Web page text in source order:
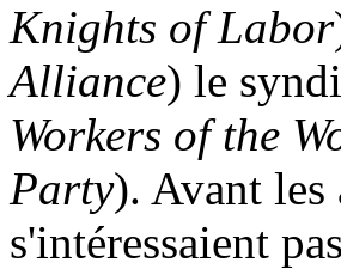
Knights of Labor
Alliance) le
Workers of the
Party). Avant les
s'intéressaient